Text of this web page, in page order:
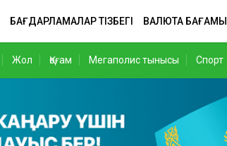
БАҒДАРЛАМАЛАР ТІЗБЕГІ ВАЛЮТА БАҒАМЫ
Жол Қоғам Мегаполис тынысы Спорт